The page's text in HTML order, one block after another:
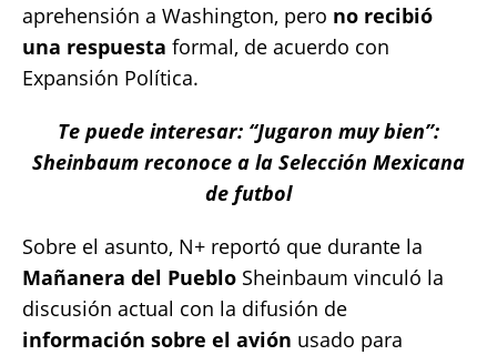
aprehensión a Washington, pero no recibió
una respuesta formal, de acuerdo con
Expansión Política.
Te puede interesar: “Jugaron muy bien”:
Sheinbaum reconoce a la Selección Mexicana
de futbol
Sobre el asunto, N+ reportó que durante la
Mañanera del Pueblo Sheinbaum vinculó la
discusión actual con la difusión de
información sobre el avión usado para